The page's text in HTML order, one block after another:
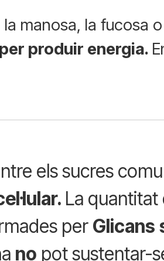
manosa, la fucosa
produir energia.
els sucres
La
per Glicans
no pot sustentar-